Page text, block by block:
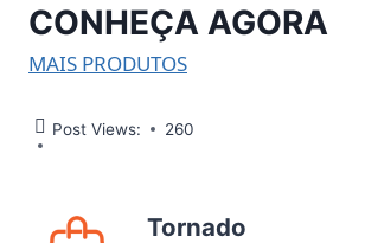
CONHEÇA AGORA
MAIS PRODUTOS
Post Views: 260
Tornado